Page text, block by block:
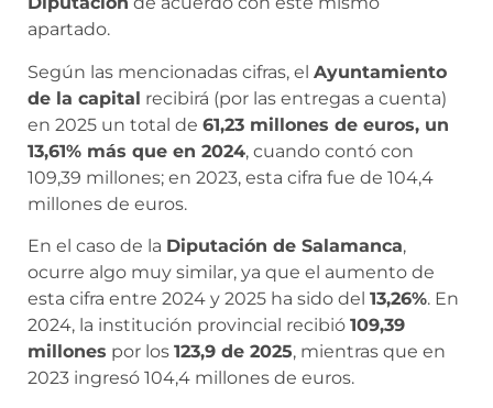
apartado.
Según las mencionadas cifras, el Ayuntamiento
de la capital recibirá (por las entregas a cuenta)
en 2025 un total de 61,23 millones de euros, un
13,61% más que en 2024, cuando contó con
109,39 millones; en 2023, esta cifra fue de 104,4
millones de euros.
En el caso de la Diputación de Salamanca,
ocurre algo muy similar, ya que el aumento de
esta cifra entre 2024 y 2025 ha sido del 13,26%. En
2024, la institución provincial recibió 109,39
millones por los 123,9 de 2025, mientras que en
2023 ingresó 104,4 millones de euros.